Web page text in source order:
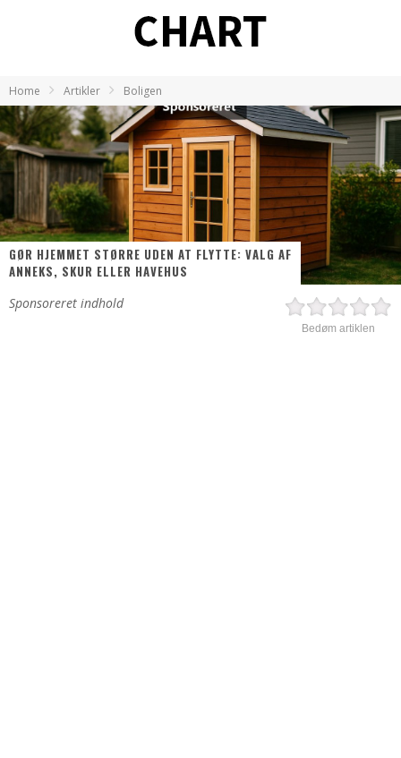
Home Artikler Boligen
GØR HJEMMET STØRRE UDEN AT FLYTTE: VALG AF
ANNEKS, SKUR ELLER HAVEHUS
Bedøm artiklen
Sponsoreret indhold